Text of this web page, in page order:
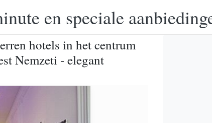
en speciale
hotels in het centrum
Nemzeti - elegant